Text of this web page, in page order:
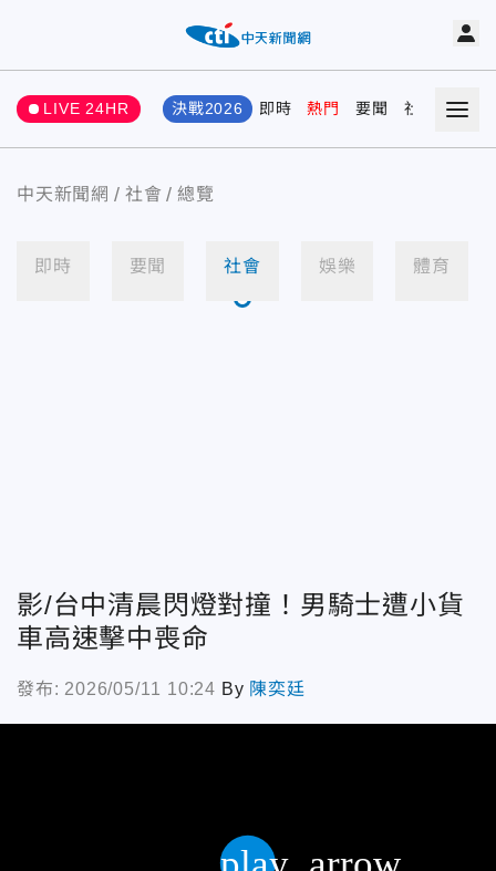
LIVE 24HR 決戰2026 即時 熱門 要聞 社會 娛樂
中天新聞網 社會 總覽
即時 要聞 社會 娛樂 體育
影/台中清晨閃燈對撞！男騎士遭小貨
車高速擊中喪命
發布: 2026/05/11 10:24 By 陳奕廷